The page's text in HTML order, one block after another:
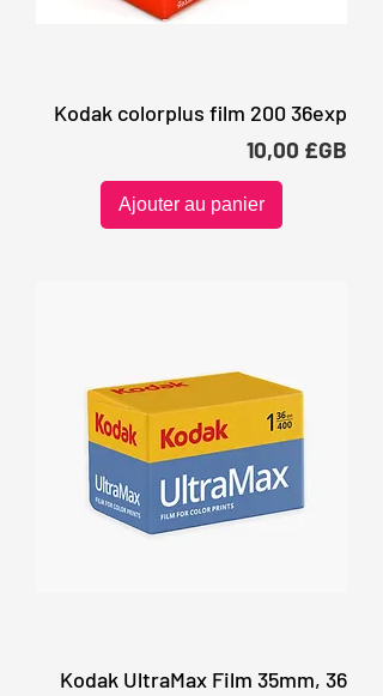
Kodak colorplus film 200 36exp
Prix
10,00 £GB
Ajouter au panier
Kodak UltraMax Film 35mm, 36